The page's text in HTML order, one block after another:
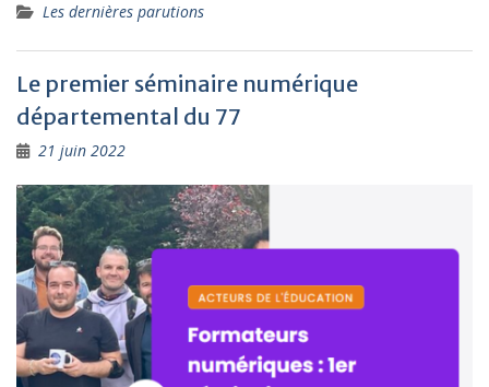
Les dernières parutions
Le premier séminaire numérique
départemental du 77
21 juin 2022